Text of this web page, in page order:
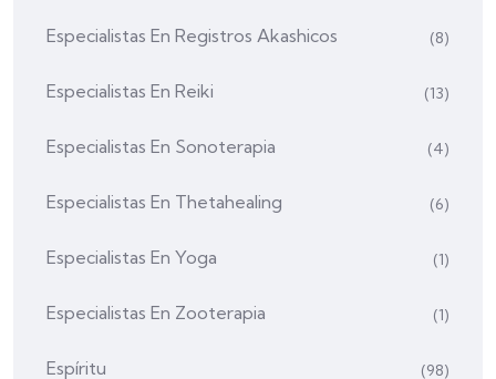
Especialistas En Registros Akashicos (8)
Especialistas En Reiki (13)
Especialistas En Sonoterapia (4)
Especialistas En Thetahealing (6)
Especialistas En Yoga (1)
Especialistas En Zooterapia (1)
Espíritu (98)